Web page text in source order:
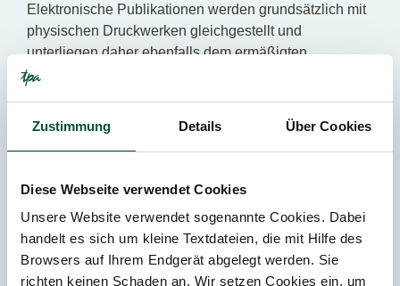
Zustimmung Details Über Cookies
Diese Webseite verwendet Cookies
Unsere Website verwendet sogenannte Cookies. Dabei
handelt es sich um kleine Textdateien, die mit Hilfe des
Browsers auf Ihrem Endgerät abgelegt werden. Sie
richten keinen Schaden an. Wir setzen Cookies ein, um
Elektronische Publikationen werden grundsätzlich mit
physischen Druckwerken gleichgestellt und
unterliegen daher ebenfalls dem ermäßigten
Steuersatz von 10%, sofern sie nicht vollständig oder
Recherchedatenbanken sind nicht vom ermäßigten
6. Vorsteuerabzug für e-Bikes
Für Krafträder mit einem CO2-Emissionswert von 0
g/km ist ein Vorsteuerabzug unter den allgemeinen
Voraussetzungen möglich. Dies betrifft beispielsweise